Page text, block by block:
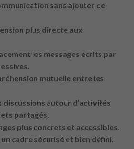
sans ajouter de
plus directe aux
les messages écrits par
mutuelle entre les
discussions autour d’activités
partagés.
plus concrets et accessibles.
cadre sécurisé et bien défini.